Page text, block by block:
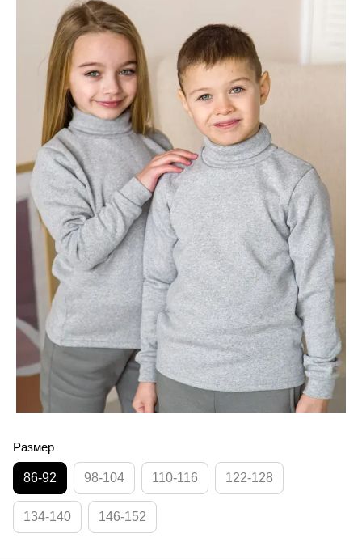
Размер
86-92 98-104 110-116 122-128
134-140 146-152